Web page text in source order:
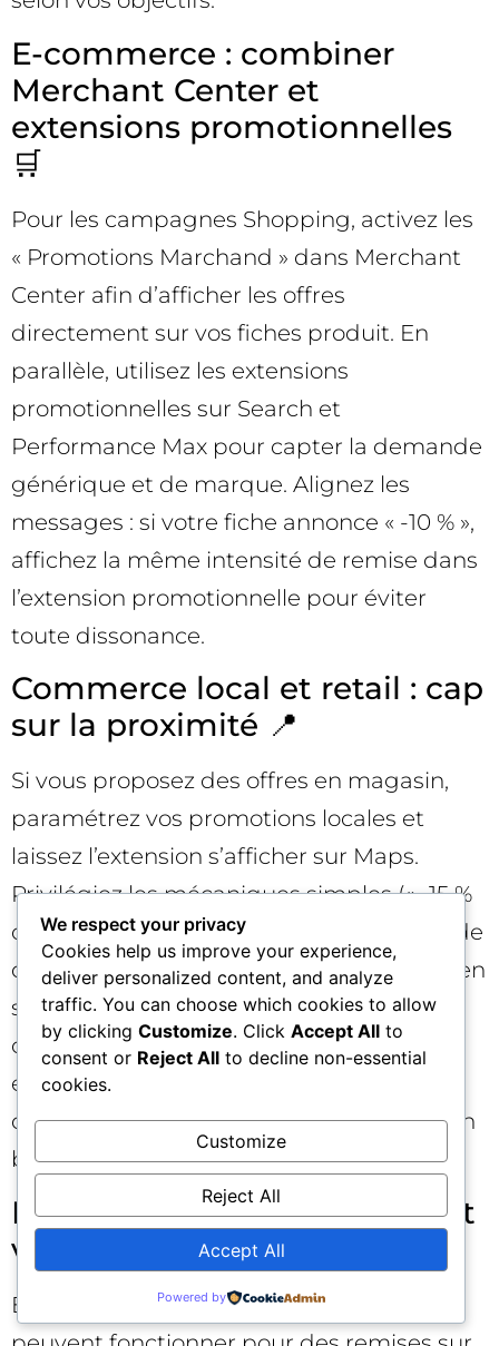
E-commerce : combiner
Merchant Center et
extensions promotionnelles
🛒
Pour les campagnes Shopping, activez les
« Promotions Marchand » dans Merchant
Center afin d’afficher les offres
directement sur vos fiches produit. En
parallèle, utilisez les extensions
promotionnelles sur Search et
Performance Max pour capter la demande
générique et de marque. Alignez les
messages : si votre fiche annonce « -10 % »,
affichez la même intensité de remise dans
l’extension promotionnelle pour éviter
toute dissonance.
Commerce local et retail : cap
sur la proximité 📍
Si vous proposez des offres en magasin,
paramétrez vos promotions locales et
laissez l’extension s’afficher sur Maps.
Privilégiez les mécaniques simples (« -15 %
ce week-end », « 2 pour 1 ») et des pages de
destination qui précisent la disponibilité en
stock et les conditions en magasin. La
cohérence horaire est critique : évitez les
extensions actives en dehors des heures
d’ouverture si l’offre nécessite un retrait en
boutique.
B2B et services : crédibilité et
valeur perçue 🧩
En B2B, les extensions promotionnelles
We respect your privacy
Cookies help us improve your experience,
deliver personalized content, and analyze
traffic. You can choose which cookies to allow
by clicking Customize. Click Accept All to
consent or Reject All to decline non-essential
cookies.
Customize
Reject All
Accept All
Powered by